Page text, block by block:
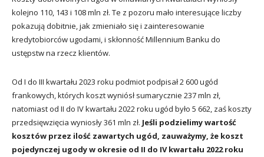
kolejno 110, 143 i 108 mln zł. Te z pozoru mało interesujące liczby
pokazują dobitnie, jak zmieniało się i zainteresowanie
kredytobiorców ugodami, i skłonność Millennium Banku do
ustępstw na rzecz klientów.
Od I do III kwartału 2023 roku podmiot podpisał 2 600 ugód
frankowych, których koszt wyniósł sumarycznie 237 mln zł,
natomiast od II do IV kwartału 2022 roku ugód było 5 662, zaś koszty
przedsięwzięcia wyniosły 361 mln zł. Jeśli podzielimy wartość
kosztów przez ilość zawartych ugód, zauważymy, że koszt
pojedynczej ugody w okresie od II do IV kwartału 2022 roku